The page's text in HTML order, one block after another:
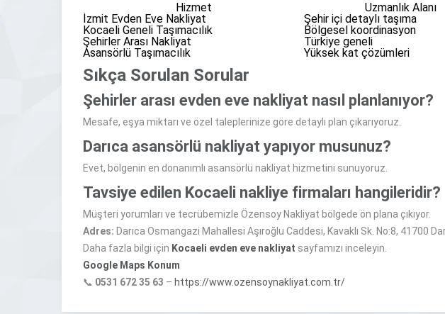
Hizmet Uzmanlık Alanı
İzmit Evden Eve Nakliyat
Şehir içi detaylı taşıma
Kocaeli Geneli Taşımacılık
Bölgesel koordinasyon
Şehirler Arası Nakliyat
Türkiye geneli
Asansörlü Taşımacılık
Yüksek kat çözümleri
Sıkça Sorulan Sorular
Şehirler arası evden eve nakliyat nasıl planlanıyor?
Mesafe, eşya miktarı ve özel taleplerinize göre detaylı plan çıkarıyoruz.
Darıca asansörlü nakliyat yapıyor musunuz?
Evet, bölgenin en donanımlı asansörlü nakliyat hizmetini sunuyoruz.
Tavsiye edilen Kocaeli nakliye firmaları hangileridir?
Müşteri yorumları ve tecrübemizle Özensoy Nakliyat bölgede ön plana çıkıyor.
Adres: Darıca Osmangazi Mahallesi Aşıroğlu Caddesi, Kavaklı Sk. No:8, 41700
Daha fazla bilgi için Kocaeli evden eve nakliyat sayfamızı inceleyin.
Google Maps Konum
📞 0531 672 35 63 – https://www.ozensoynakliyat.com.tr/